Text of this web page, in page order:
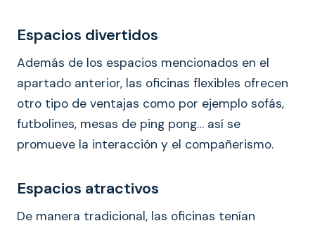
Espacios divertidos
Además de los espacios mencionados en el
apartado anterior, las oficinas flexibles ofrecen
otro tipo de ventajas como por ejemplo sofás,
futbolines, mesas de ping pong… así se
promueve la interacción y el compañerismo.
Espacios atractivos
De manera tradicional, las oficinas tenían